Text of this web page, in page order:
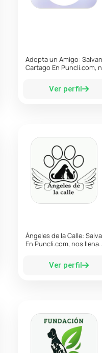
Adopta un Amigo:
Cartago En Puncli.com,
Ver perfil
Ángeles de la Calle:
En Puncli.com, nos
Ver perfil